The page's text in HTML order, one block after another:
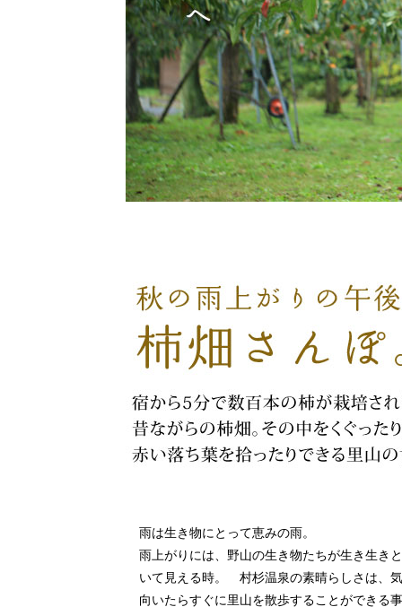
雨は生き物にとって恵みの雨。
雨上がりには、野山の生き物たちが生き生き
いて見える時。 村杉温泉の素晴らしさは、
向いたらすぐに里山を散歩することができる